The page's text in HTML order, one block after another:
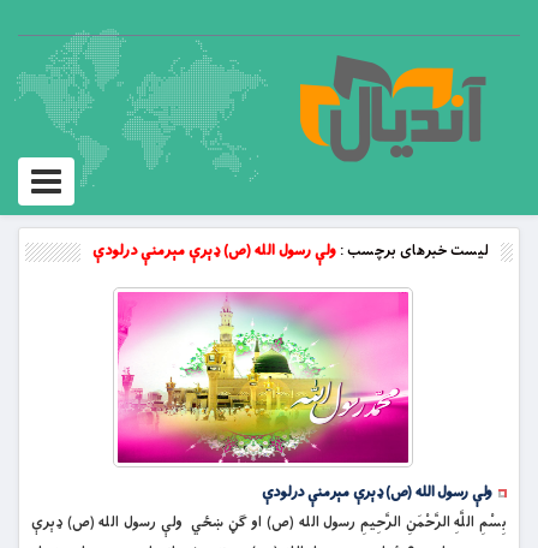
Toggle
لیست خبرهای برچسب :ولې رسول الله (ص) ډېرې مېرمنې درلودې
ولې رسول الله (ص) ډېرې مېرمنې درلودې
بِسْمِ اللَّهِ الرَّحْمَنِ الرَّحِيمِ رسول الله (ص) او ګڼ ښځي ولې رسول الله (ص) ډېرې